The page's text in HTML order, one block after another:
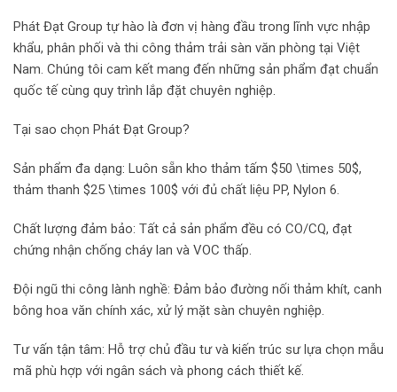
Phát Đạt Group tự hào là đơn vị hàng đầu trong lĩnh vực nhập
khẩu, phân phối và thi công thảm trải sàn văn phòng tại Việt
Nam. Chúng tôi cam kết mang đến những sản phẩm đạt chuẩn
quốc tế cùng quy trình lắp đặt chuyên nghiệp.
Tại sao chọn Phát Đạt Group?
Sản phẩm đa dạng: Luôn sẵn kho thảm tấm $50 \times 50$,
thảm thanh $25 \times 100$ với đủ chất liệu PP, Nylon 6.
Chất lượng đảm bảo: Tất cả sản phẩm đều có CO/CQ, đạt
chứng nhận chống cháy lan và VOC thấp.
Đội ngũ thi công lành nghề: Đảm bảo đường nối thảm khít, canh
bông hoa văn chính xác, xử lý mặt sàn chuyên nghiệp.
Tư vấn tận tâm: Hỗ trợ chủ đầu tư và kiến trúc sư lựa chọn mẫu
mã phù hợp với ngân sách và phong cách thiết kế.